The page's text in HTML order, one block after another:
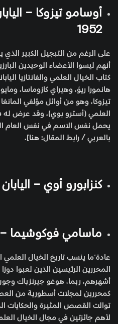
أوسامو تيزوكا –
1952
على الرغم من التبجيل الكبير الذي
أنهم ليسوا الأعضاء الوحيدين
كتاب الخيال العلمي والفانتازيا
هانمورا ريوُ، وهيراي كازوماسا،
تيزوكا، وهو من أوائل مؤلفي
العلمي (أسترو بوي)، وقد عرض له
يحمل نفس الاسم في نفس العام
بالعربي / رابط المقال: هنا].
كنزابورو أوي – اليابان –
ماسامي فوكوشيما –
عادة ًما ينسب تاريخ الخيال
المحررين الرئيسين الذين لعبوا
أشهرهم، ربما، هوغو جيرنزباك
كمحررين لمجلات أسطورية من
توالت القصص المثيرة والحكايات
لأهم جائزتين في مجال الخيال